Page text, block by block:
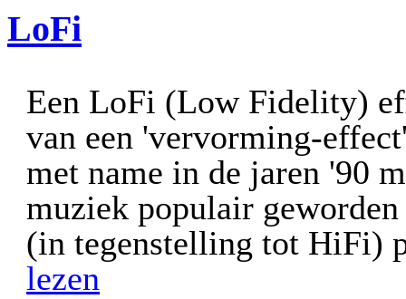
LoFi
Een LoFi (Low Fidelity)
van een 'vervorming-
met name in de jaren '90
muziek populair
(in tegenstelling tot HiFi)
lezen